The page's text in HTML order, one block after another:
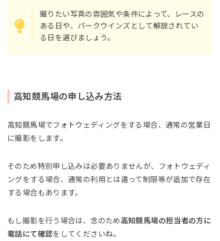
撮りたい写真の雰囲気や条件によって、レースの
ある日や、パークウインズとして解放されてい
る日を選びましょう。
高知競馬場の申し込み方法
高知競馬場でフォトウェディングをする場合、通常の営業日
に撮影をします。
そのため特別申し込みは必要ありませんが、フォトウェディ
ングをする場合、通常の利用とは違って制限等が追加で存在
する場合もあります。
もし撮影を行う場合は、念のため 高知競馬場の担当者の方に
電話にて確認をしてくださいね。